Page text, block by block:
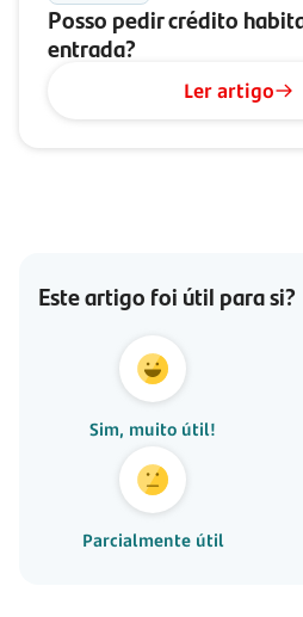
Posso pedir crédito
entrada?
Ler artigo
Este artigo foi útil para si?
Sim, muito útil!
Parcialmente útil